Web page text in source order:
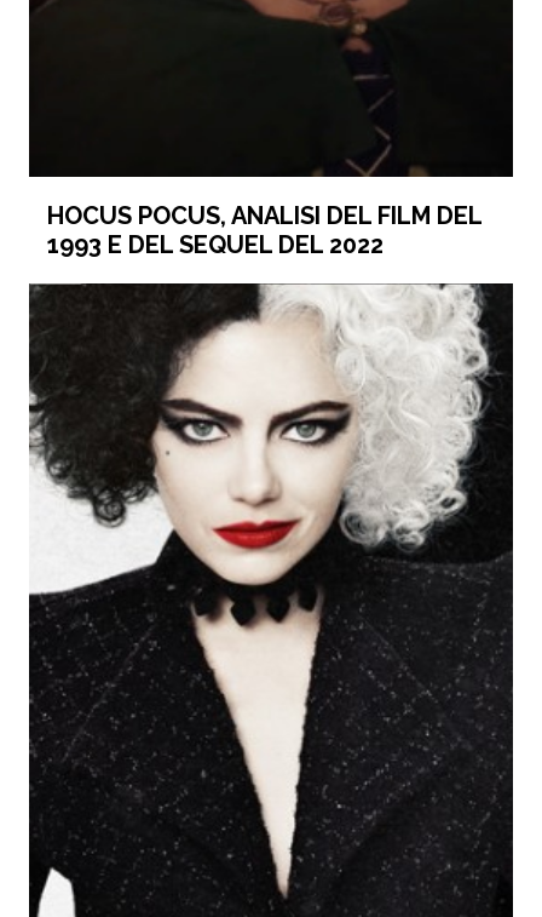
HOCUS POCUS, ANALISI DEL FILM DEL
1993 E DEL SEQUEL DEL 2022